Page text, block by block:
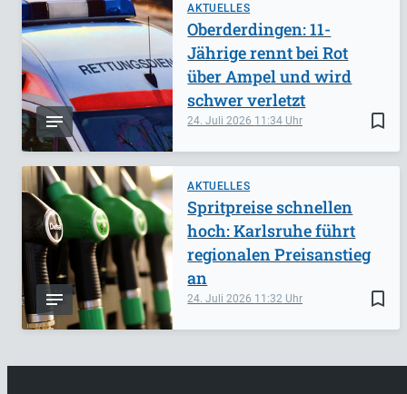
AKTUELLES
bookmark_border
24. Juli 2026 11:34
Oberderdingen: 11-
Jährige rennt bei Rot
über Ampel und wird
schwer verletzt
AKTUELLES
bookmark_border
24. Juli 2026 11:32
Spritpreise schnellen
hoch: Karlsruhe führt
regionalen Preisanstieg
an